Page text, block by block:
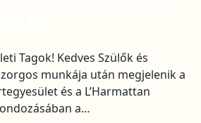
Tagok! Kedves Szülők és
munkája után megjelenik a
és a L’Harmattan
a…